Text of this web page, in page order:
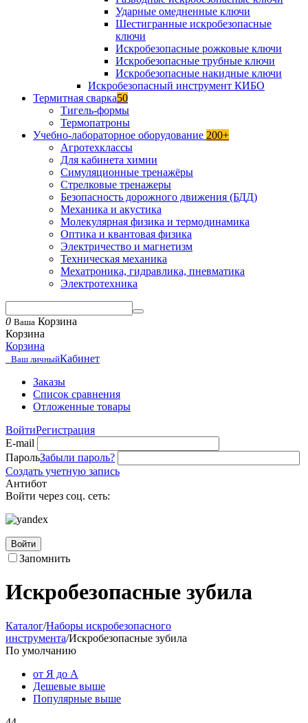
Ударные омедненные ключи
Шестигранные искробезопасные
ключи
Искробезопасные рожковые ключи
Искробезопасные трубные ключи
Искробезопасные накидные ключи
Искробезопасный инструмент КИБО
Термитная сварка50
Тигель-формы
Термопатроны
Учебно-лабораторное оборудование 200+
Агротехклассы
Для кабинета химии
Симуляционные тренажёры
Стрелковые тренажеры
Безопасность дорожного движения (БДД)
Механика и акустика
Молекулярная физика и термодинамика
Оптика и квантовая физика
Электричество и магнетизм
Техническая механика
Мехатроника, гидравлика, пневматика
Электротехника
0 Ваша Корзина
Корзина
Корзина
Ваш личныйКабинет
Заказы
Список сравнения
Отложенные товары
ВойтиРегистрация
E-mail
ПарольЗабыли пароль?
Создать учетную запись
Антибот
Войти через соц. сеть:
Войти
Запомнить
Искробезопасные зубила
Каталог/Наборы искробезопасного
инструмента/Искробезопасные зубила
По умолчанию
от Я до А
Дешевые выше
Популярные выше